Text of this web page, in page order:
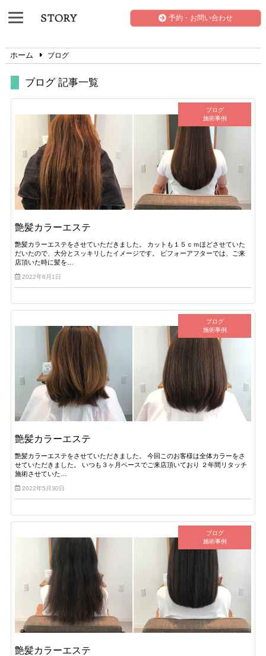
予約・お問い合わせ
ホーム ブログ
ブログ 記事一覧
ブログ
施術事例
艶髪カラーエステ
艶髪カラーエステをさせていただきました。 カットも１５ｃｍほどさせていた
だいたので、大分とスッキリしたイメージです。 ビフォーアフターでは、ご来
店頂いた時に髪を…
2022年6月1日
ブログ
施術事例
艶髪カラーエステ
艶髪カラーエステをさせていただきました。 今回このお客様は全体カラーをさ
せていただきました。 いつも３ヶ月ペースでご来店頂いており ２年間リタッチ
施術させていた…
2022年5月30日
ブログ
施術事例
艶髪カラーエステ